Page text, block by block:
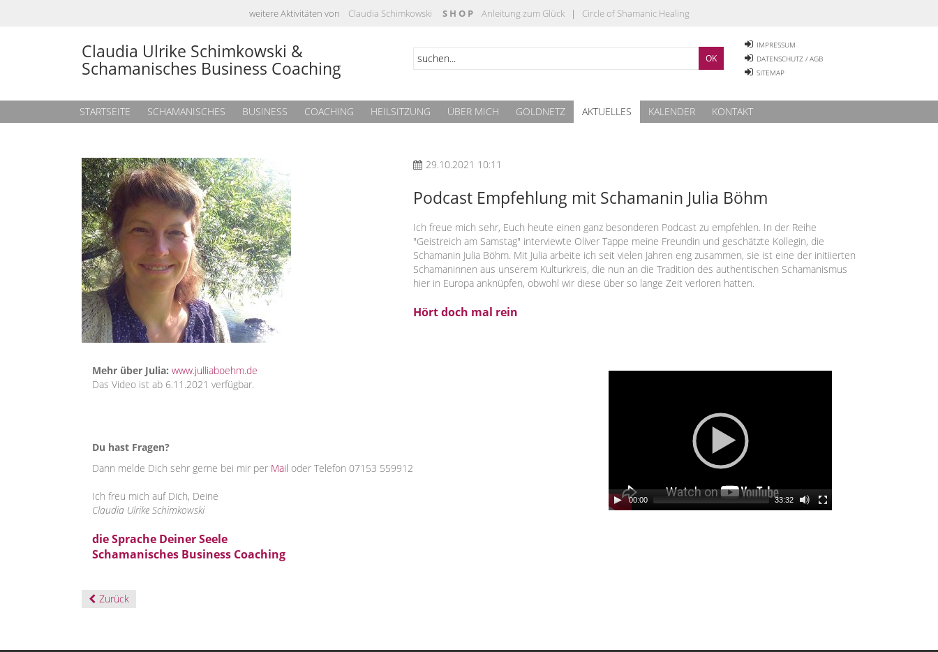
weitere Aktivitäten von Claudia Schimkowski S H O P Anleitung zum Glück| Circle of Shamanic Healing
Claudia Ulrike Schimkowski &
Schamanisches Business Coaching
IMPRESSUM
DATENSCHUTZ / AGB
SITEMAP
STARTSEITE SCHAMANISCHES BUSINESS COACHING HEILSITZUNG ÜBER MICH GOLDNETZ AKTUELLES KALENDER KONTAKT
29.10.2021 10:11
Podcast Empfehlung mit Schamanin Julia Böhm
Ich freue mich sehr, Euch heute einen ganz besonderen Podcast zu empfehlen. In der Reihe
"Geistreich am Samstag" interviewte Oliver Tappe meine Freundin und geschätzte Kollegin, die
Schamanin Julia Böhm. Mit Julia arbeite ich seit vielen Jahren eng zusammen, sie ist eine der initiierten
Schamaninnen aus unserem Kulturkreis, die nun an die Tradition des authentischen Schamanismus
hier in Europa anknüpfen, obwohl wir diese über so lange Zeit verloren hatten.
Hört doch mal rein
Mehr über Julia: www.julliaboehm.de
Das Video ist ab 6.11.2021 verfügbar.
Du hast Fragen?
Dann melde Dich sehr gerne bei mir per Mail oder Telefon 07153 559912
Ich freu mich auf Dich, Deine
Claudia Ulrike Schimkowski
die Sprache Deiner Seele
Schamanisches Business Coaching
00:00 33:32
Zurück